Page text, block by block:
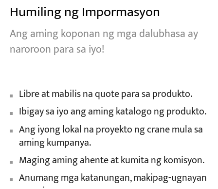
Humiling ng Impormasyon
Ang aming koponan ng mga dalubhasa ay
naroroon para sa iyo!
Libre at mabilis na quote para sa produkto.
Ibigay sa iyo ang aming katalogo ng produkto.
Ang iyong lokal na proyekto ng crane mula sa
aming kumpanya.
Maging aming ahente at kumita ng komisyon.
Anumang mga katanungan, makipag-ugnayan